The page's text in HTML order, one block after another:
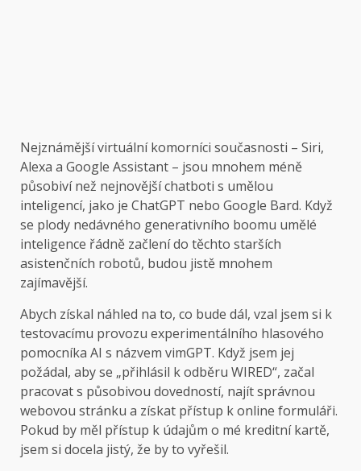
Nejznámější virtuální komorníci současnosti – Siri,
Alexa a Google Assistant – jsou mnohem méně
působiví než nejnovější chatboti s umělou
inteligencí, jako je ChatGPT nebo Google Bard. Když
se plody nedávného generativního boomu umělé
inteligence řádně začlení do těchto starších
asistenčních robotů, budou jistě mnohem
zajímavější.
Abych získal náhled na to, co bude dál, vzal jsem si k
testovacímu provozu experimentálního hlasového
pomocníka AI s názvem vimGPT. Když jsem jej
požádal, aby se „přihlásil k odběru WIRED“, začal
pracovat s působivou dovedností, najít správnou
webovou stránku a získat přístup k online formuláři.
Pokud by měl přístup k údajům o mé kreditní kartě,
jsem si docela jistý, že by to vyřešil.